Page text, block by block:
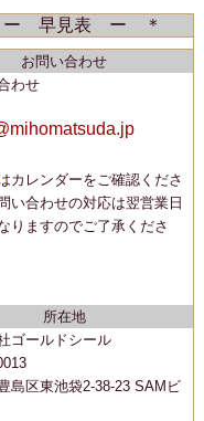
ー 早見表 ー ＊
お問い合わせ
わせ
カレンダーをご確認くださ
い合わせの対応は翌営業日
りますのでご了承くださ
所在地
ゴールドシール
島区東池袋2-38-23 SAMビ